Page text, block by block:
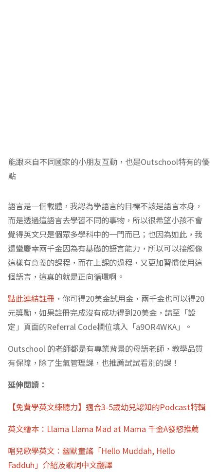
語言是一個載體，我認為學語言的目標不該是語言本身，
而是透過這語言去學習不同的事物，所以很希望小孩不會
還蠻慶幸兩千金因為有基礎的語言能力，所以可以接觸像
這樣有意義的課程，而在上課的過程，又更加習慣使用這
個語言，這真的就是正向循環啊。
點此連結註冊 ，你可得20美金試用金，兩千金也可以得20
元獎勵，如果註冊完成沒有成功得到20美金，請至「設
定」頁面的Referral Code欄位填入「a9OR4WKA」。
Outschool 的老師都是有專業背景的母語老師，教學品質
有保障，除了生氣管理課，也推薦試試看別的課！
【免費學英文練聽力】適合3-5歲幼兒認知的Podcast特輯
英文繪本：Llama Llama Mad at Mama 千金A發怒推薦
唱兒歌學英文：幽默童謠「Hello Muddah, Hello
Twitter Facebook